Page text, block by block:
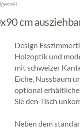
cm
Design
Holzoptik und
mit schweizer
Eiche, Nussbaum
optional
Sie den Tisch
Neben dem